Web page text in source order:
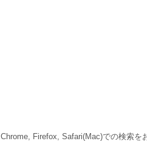
Chrome, Firefox, Safari(Mac)での検索を